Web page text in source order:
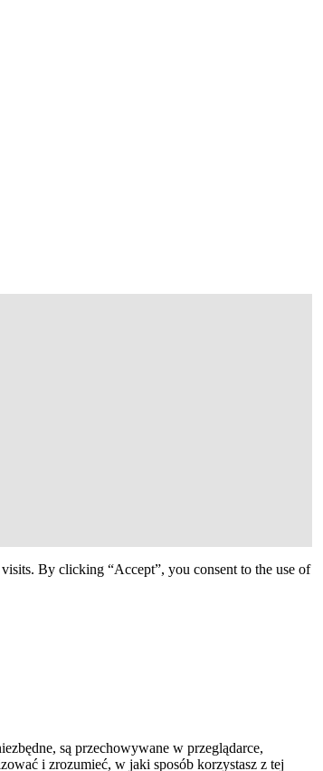
By clicking “Accept”, you consent to the use of
są przechowywane w przeglądarce,
i zrozumieć, w jaki sposób korzystasz z tej